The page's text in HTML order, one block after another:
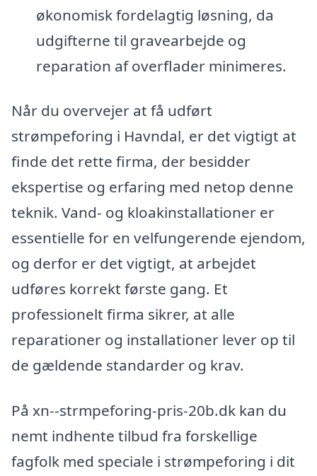
økonomisk fordelagtig løsning, da
udgifterne til gravearbejde og
reparation af overflader minimeres.
Når du overvejer at få udført
strømpeforing i Havndal, er det vigtigt at
finde det rette firma, der besidder
ekspertise og erfaring med netop denne
teknik. Vand- og kloakinstallationer er
essentielle for en velfungerende ejendom,
og derfor er det vigtigt, at arbejdet
udføres korrekt første gang. Et
professionelt firma sikrer, at alle
reparationer og installationer lever op til
de gældende standarder og krav.
På xn--strmpeforing-pris-20b.dk kan du
nemt indhente tilbud fra forskellige
fagfolk med speciale i strømpeforing i dit